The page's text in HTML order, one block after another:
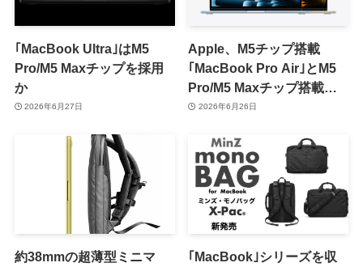
｢MacBook Ultra｣はM5
Pro/M5 Maxチップを採用
か
2026年6月27日
Apple、M5チップ搭載
｢MacBook Pro Air｣とM5
Pro/M5 Maxチップ搭載
｢MacBook Pro｣の整備済
2026年6月26日
約38mmの超薄型ミニマ
｢MacBook｣シリーズを収